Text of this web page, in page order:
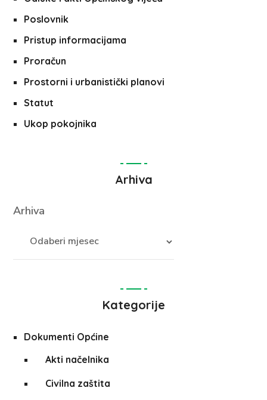
Poslovnik
Pristup informacijama
Proračun
Prostorni i urbanistički planovi
Statut
Ukop pokojnika
Arhiva
Arhiva
Kategorije
Dokumenti Općine
Akti načelnika
Civilna zaštita